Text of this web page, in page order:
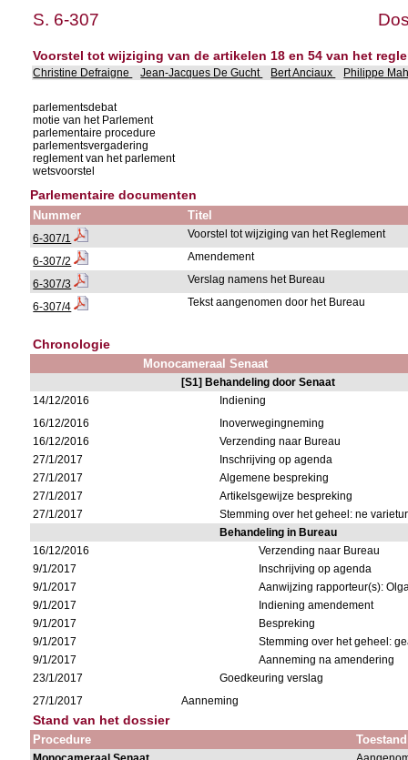
S. 6-307
Voorstel tot wijziging van de artikelen 18 en 54 van het
Christine Defraigne Jean-Jacques De Gucht Bert Anciaux Philippe
parlementsdebat
motie van het Parlement
parlementaire procedure
parlementsvergadering
reglement van het parlement
wetsvoorstel
Parlementaire documenten
Nummer Titel
6-307/1 Voorstel tot wijziging van het Reglement
6-307/2 Amendement
6-307/3 Verslag namens het Bureau
6-307/4 Tekst aangenomen door het Bureau
Chronologie
Monocameraal Senaat
[S1] Behandeling door Senaat
14/12/2016
Indiening
16/12/2016
Inoverwegingneming
16/12/2016
Verzending naar Bureau
27/1/2017
Inschrijving op agenda
27/1/2017
Algemene bespreking
27/1/2017
Artikelsgewijze bespreking
27/1/2017
Stemming over het geheel: ne
Behandeling in Bureau
16/12/2016
Verzending naar Bureau
9/1/2017
Inschrijving op agenda
9/1/2017
Aanwijzing rapporteur(s):
9/1/2017
Indiening amendement
9/1/2017
Bespreking
9/1/2017
Stemming over het geheel:
9/1/2017
Aanneming na amendering
23/1/2017
Goedkeuring verslag
27/1/2017
Aanneming
Stand van het dossier
Procedure Toestand